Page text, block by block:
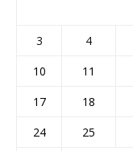
3
4
10
11
17
18
24
25